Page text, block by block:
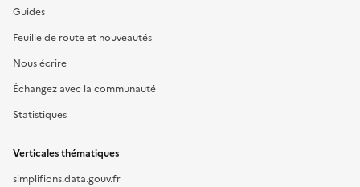
Guides
Feuille de route et nouveautés
Nous écrire
Échangez avec la communauté
Statistiques
Verticales thématiques
simplifions.data.gouv.fr